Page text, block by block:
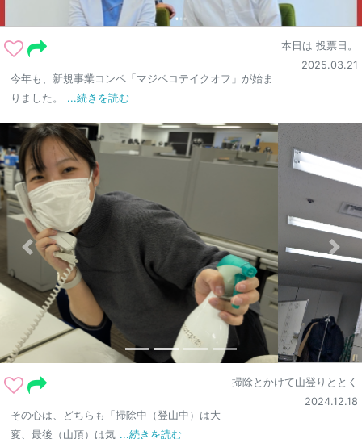
本日は 投票日。
2025.03.21
今年も、新規事業コンペ「マジペコテイクオフ」が始ま
りました。
...続きを読む
掃除とかけて山登りととく
2024.12.18
その心は、どちらも「掃除中（登山中）は大
変、最後（山頂）は気 ...続きを読む